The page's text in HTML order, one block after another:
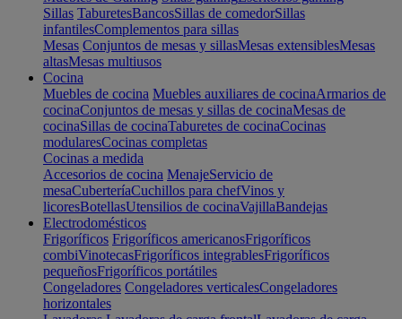
Sillas TaburetesBancosSillas de comedorSillas
infantilesComplementos para sillas
Mesas Conjuntos de mesas y sillasMesas extensiblesMesas
altasMesas multiusos
Cocina
Muebles de cocina Muebles auxiliares de cocinaArmarios de
cocinaConjuntos de mesas y sillas de cocinaMesas de
cocinaSillas de cocinaTaburetes de cocinaCocinas
modularesCocinas completas
Cocinas a medida
Accesorios de cocina MenajeServicio de
mesaCuberteríaCuchillos para chefVinos y
licoresBotellasUtensilios de cocinaVajillaBandejas
Electrodomésticos
Frigoríficos Frigoríficos americanosFrigoríficos
combiVinotecasFrigoríficos integrablesFrigoríficos
pequeñosFrigoríficos portátiles
Congeladores Congeladores verticalesCongeladores
horizontales